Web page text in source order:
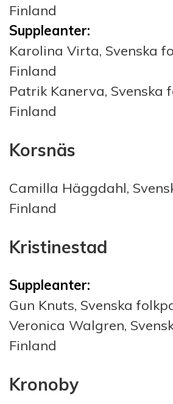
Finland
Suppleanter:
Karolina Virta, Svenska
Finland
Patrik Kanerva, Svenska
Finland
Korsnäs
Camilla Häggdahl,
Finland
Kristinestad
Suppleanter:
Gun Knuts, Svenska
Veronica Walgren,
Finland
Kronoby